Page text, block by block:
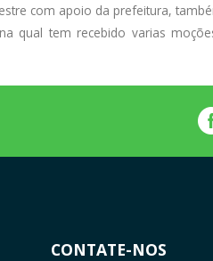
com apoio da prefeitura,
qual tem recebido varias
CONTATE-NOS